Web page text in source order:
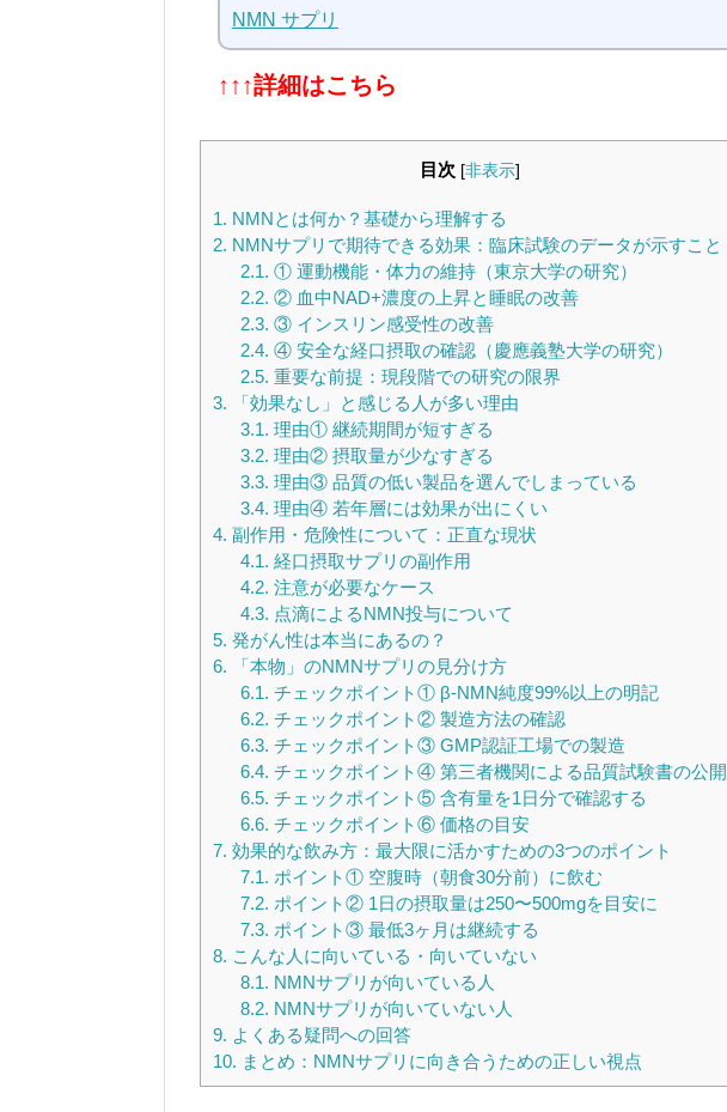
NMN サプリ
↑↑↑詳細はこちら
目次 [非表示]
1. NMNとは何か？基礎から理解する
2. NMNサプリで期待できる効果：臨床試験のデータが示すこと
2.1. ① 運動機能・体力の維持（東京大学の研究）
2.2. ② 血中NAD+濃度の上昇と睡眠の改善
2.3. ③ インスリン感受性の改善
2.4. ④ 安全な経口摂取の確認（慶應義塾大学の研究）
2.5. 重要な前提：現段階での研究の限界
3. 「効果なし」と感じる人が多い理由
3.1. 理由① 継続期間が短すぎる
3.2. 理由② 摂取量が少なすぎる
3.3. 理由③ 品質の低い製品を選んでしまっている
3.4. 理由④ 若年層には効果が出にくい
4. 副作用・危険性について：正直な現状
4.1. 経口摂取サプリの副作用
4.2. 注意が必要なケース
4.3. 点滴によるNMN投与について
5. 発がん性は本当にあるの？
6. 「本物」のNMNサプリの見分け方
6.1. チェックポイント① β-NMN純度99%以上の明記
6.2. チェックポイント② 製造方法の確認
6.3. チェックポイント③ GMP認証工場での製造
6.4. チェックポイント④ 第三者機関による品質試験書の公開
6.5. チェックポイント⑤ 含有量を1日分で確認する
6.6. チェックポイント⑥ 価格の目安
7. 効果的な飲み方：最大限に活かすための3つのポイント
7.1. ポイント① 空腹時（朝食30分前）に飲む
7.2. ポイント② 1日の摂取量は250〜500mgを目安に
7.3. ポイント③ 最低3ヶ月は継続する
8. こんな人に向いている・向いていない
8.1. NMNサプリが向いている人
8.2. NMNサプリが向いていない人
9. よくある疑問への回答
10. まとめ：NMNサプリに向き合うための正しい視点